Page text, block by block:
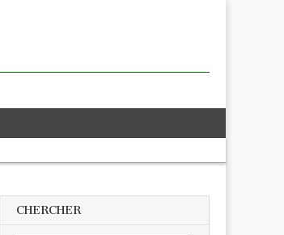
CHERCHER